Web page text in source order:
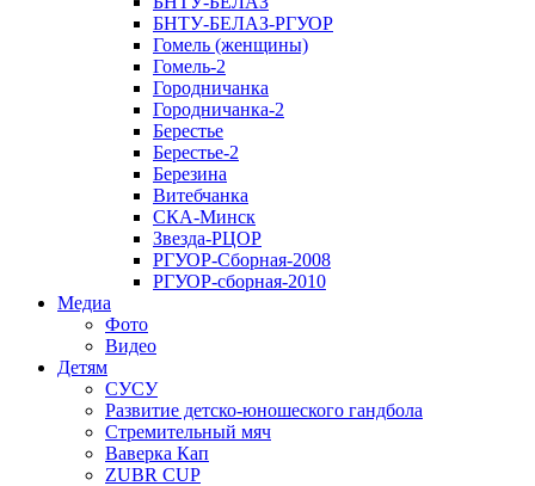
БНТУ-БЕЛАЗ-РГУОР
Гомель (женщины)
Гомель-2
Городничанка
Городничанка-2
Берестье
Берестье-2
Березина
Витебчанка
СКА-Минск
Звезда-РЦОР
РГУОР-Сборная-2008
РГУОР-сборная-2010
Медиа
Фото
Видео
Детям
СУСУ
Развитие детско-юношеского гандбола
Стремительный мяч
Ваверка Кап
ZUBR CUP